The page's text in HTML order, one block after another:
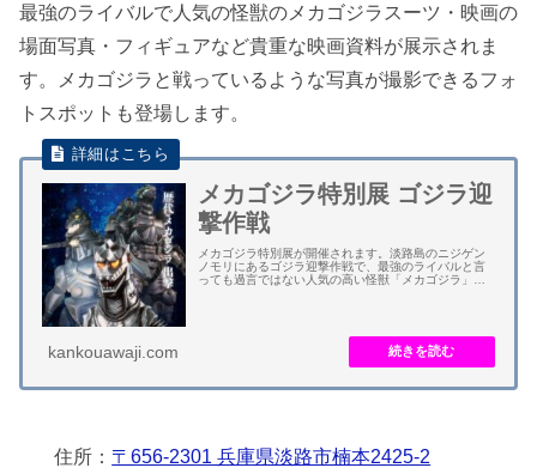
最強のライバルで人気の怪獣のメカゴジラスーツ・映画の
場面写真・フィギュアなど貴重な映画資料が展示されま
す。メカゴジラと戦っているような写真が撮影できるフォ
トスポットも登場します。
メカゴジラ特別展 ゴジラ迎
撃作戦
メカゴジラ特別展が開催されます。淡路島のニジゲン
ノモリにあるゴジラ迎撃作戦で、最強のライバルと言
っても過言ではない人気の高い怪獣「メカゴジラ」を
kankouawaji.com
住所： 〒656-2301 兵庫県淡路市楠本2425-2